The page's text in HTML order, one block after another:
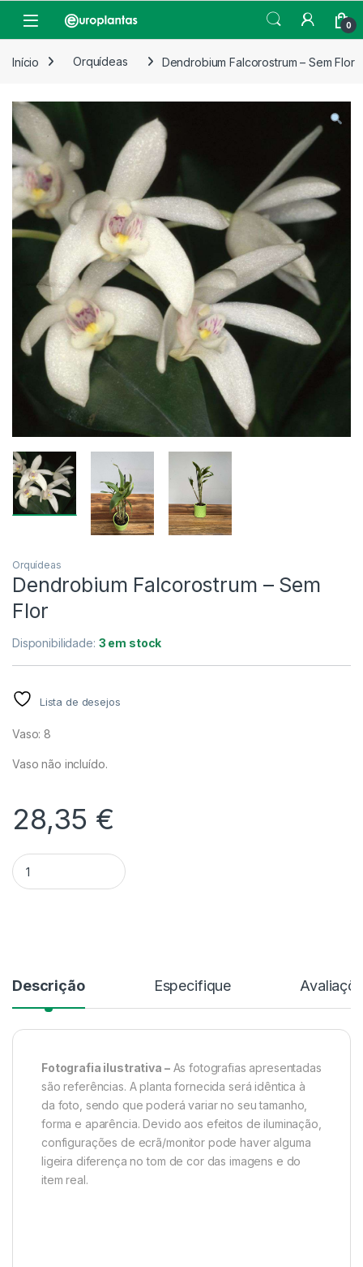
Open 0
Início Orquídeas Dendrobium Falcorostrum – Sem Flor
Orquídeas
Dendrobium Falcorostrum – Sem
Flor
Disponibilidade: 3 em stock
Lista de desejos
Vaso: 8
Vaso não incluído.
28,35 €
Quantidade Dendrobium Falcorostrum - Sem Flor
Descrição Especifique
Fotografia ilustrativa –As fotografias apresentadas
são referências. A planta fornecida será idêntica à
da foto, sendo que poderá variar no seu tamanho,
forma e aparência. Devido aos efeitos de iluminação,
configurações de ecrã/monitor pode haver alguma
ligeira diferença no tom de cor das imagens e do
item real.